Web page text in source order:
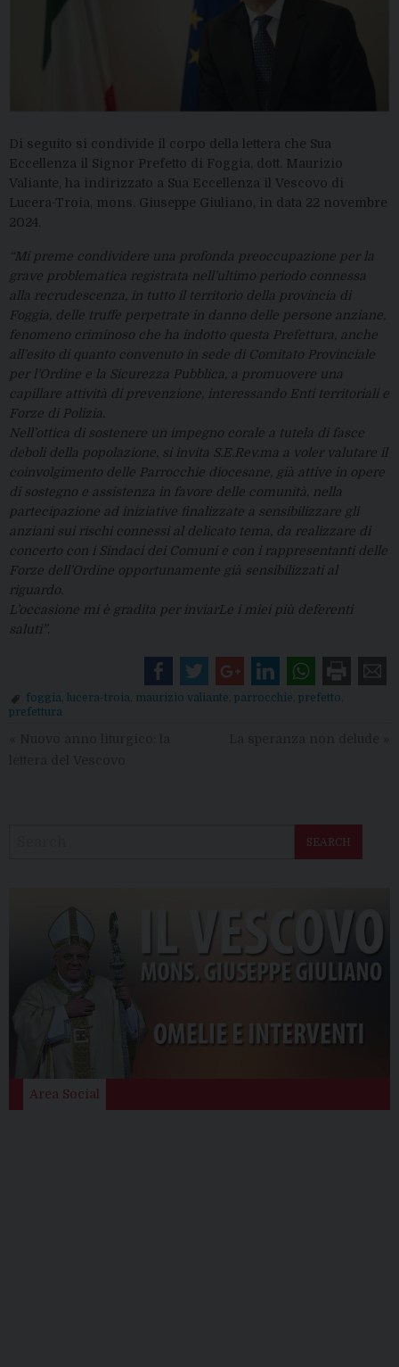
Di seguito si condivide il corpo della lettera che Sua
Eccellenza il Signor Prefetto di Foggia, dott. Maurizio
Valiante, ha indirizzato a Sua Eccellenza il Vescovo di
Lucera-Troia, mons. Giuseppe Giuliano, in data 22 novembre
2024.
“Mi preme condividere una profonda preoccupazione per la
grave problematica registrata nell’ultimo periodo connessa
alla recrudescenza, in tutto il territorio della provincia di
Foggia, delle truffe perpetrate in danno delle persone anziane,
fenomeno criminoso che ha indotto questa Prefettura, anche
all’esito di quanto convenuto in sede di Comitato Provinciale
per l’Ordine e la Sicurezza Pubblica, a promuovere una
capillare attività di prevenzione, interessando Enti territoriali e
Forze di Polizia.
Nell’ottica di sostenere un impegno corale a tutela di fasce
deboli della popolazione, si invita S.E.Rev.ma a voler valutare il
coinvolgimento delle Parrocchie diocesane, già attive in opere
di sostegno e assistenza in favore delle comunità, nella
partecipazione ad iniziative finalizzate a sensibilizzare gli
anziani sui rischi connessi al delicato tema, da realizzare di
concerto con i Sindaci dei Comuni e con i rappresentanti delle
Forze dell’Ordine opportunamente già sensibilizzati al
riguardo.
L’occasione mi è gradita per inviarLe i miei più deferenti
saluti”.
foggia lucera-troia maurizio valiante parrocchie prefetto
prefettura
SEARCH
Area Social